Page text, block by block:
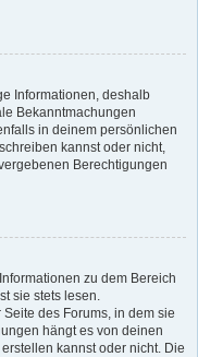
Informationen, deshalb
Bekanntmachungen
in deinem persönlichen
kannst oder nicht,
Berechtigungen
zu dem Bereich
sie stets lesen.
des Forums, in dem sie
hängt es von deinen
kannst oder nicht. Die